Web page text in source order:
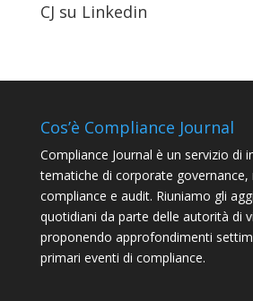
CJ su Linkedin
Cos’è Compliance Journal
Compliance Journal è un servizio di
tematiche di corporate governance,
compliance e audit. Riuniamo gli
quotidiani da parte delle autorità di
proponendo approfondimenti
primari eventi di compliance.